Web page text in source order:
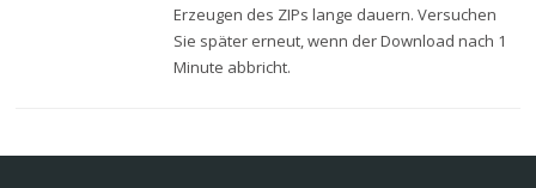
Erzeugen des ZIPs lange dauern. Versuchen
Sie später erneut, wenn der Download nach 1
Minute abbricht.